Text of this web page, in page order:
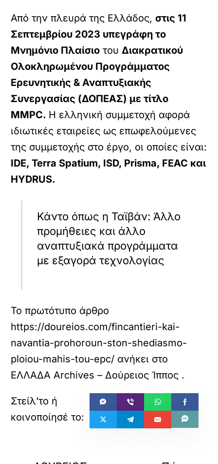
Από την πλευρά της Ελλάδος,στις 11
Σεπτεμβρίου 2023 υπεγράφη το
Μνημόνιο Πλαίσιο τουΔιακρατικού
Ολοκληρωμένου Προγράμματος
Ερευνητικής & Αναπτυξιακής
Συνεργασίας (ΔΟΠΕΑΣ) με τίτλο
MMPC. Η ελληνική συμμετοχή αφορά
ιδιωτικές εταιρείες ως επωφελούμενες
της συμμετοχής στο έργο, οι οποίες είναι:
IDE, Terra Spatium, ISD, Prisma, FEAC και
HYDRUS.
Κάντο όπως η Ταϊβάν: Άλλο
προμήθειες και άλλο
αναπτυξιακά προγράμματα
με εξαγορά τεχνολογίας
Το πρωτότυπο άρθρο
https://doureios.com/fincantieri-kai-
navantia-prohoroun-ston-shediasmo-
ploiou-mahis-tou-epc/ ανήκει στο
ΕΛΛΑΔΑ Archives – Δούρειος Ίππος .